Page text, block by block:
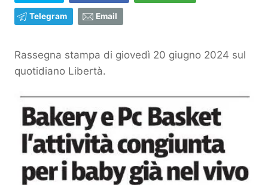
Telegram Email
Rassegna stampa di giovedì 20 giugno 2024 sul
quotidiano Libertà.